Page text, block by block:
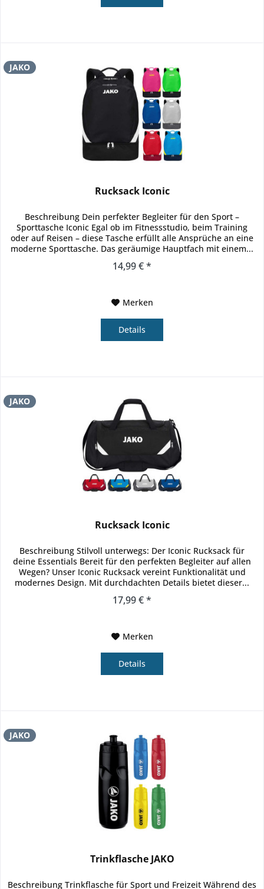
JAKO
Rucksack Iconic
Beschreibung Dein perfekter Begleiter für den Sport –
Sporttasche Iconic Egal ob im Fitnessstudio, beim Training
oder auf Reisen – diese Tasche erfüllt alle Ansprüche an eine
moderne Sporttasche. Das geräumige Hauptfach mit einem...
14,99 € *
Merken
Details
JAKO
Rucksack Iconic
Beschreibung Stilvoll unterwegs: Der Iconic Rucksack für
deine Essentials Bereit für den perfekten Begleiter auf allen
Wegen? Unser Iconic Rucksack vereint Funktionalität und
modernes Design. Mit durchdachten Details bietet dieser...
17,99 € *
Merken
Details
JAKO
Trinkflasche JAKO
Beschreibung Trinkflasche für Sport und Freizeit Während des